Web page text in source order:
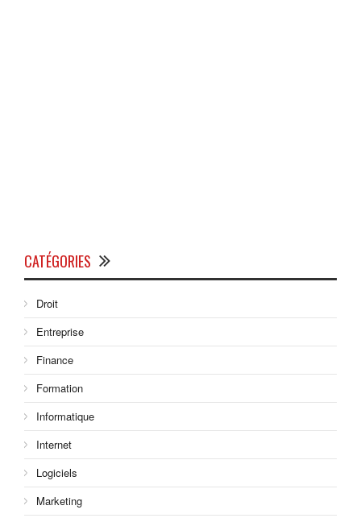
CATÉGORIES
Droit
Entreprise
Finance
Formation
Informatique
Internet
Logiciels
Marketing